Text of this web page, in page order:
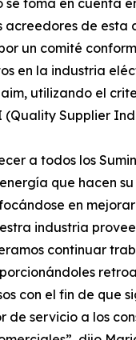
se toma en cuenta
acreedores de esta
un comité
en la industria
utilizando el
(Quality Supplier
a todos los
que hacen
en
industria
continuar
con el fin de que
de servicio a los